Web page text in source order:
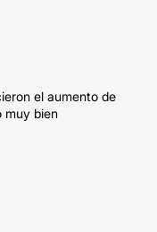
el aumento de
muy bien